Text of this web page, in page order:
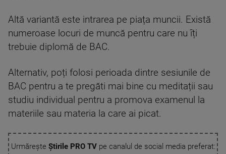
Altă variantă este intrarea pe piața muncii. Există
numeroase locuri de muncă pentru care nu îți
trebuie diplomă de BAC.
Alternativ, poți folosi perioada dintre sesiunile de
BAC pentru a te pregăti mai bine cu meditații sau
studiu individual pentru a promova examenul la
materiile sau materia la care ai picat.
Urmărește Știrile PRO TVpe canalul de social media preferat: